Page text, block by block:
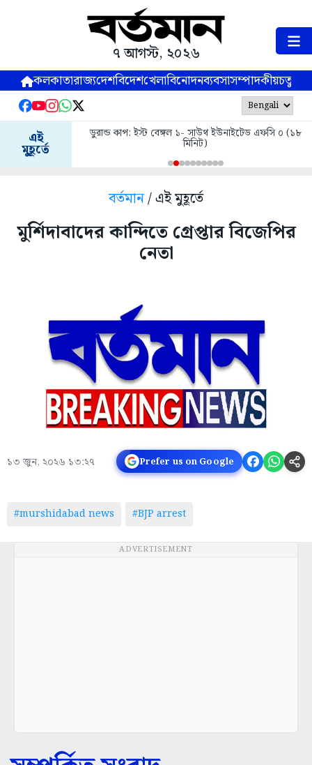
৭ আগস্ট, ২০২৬
কলকাতারাজ্যদেশবিদেশখেলাবিনোদনব্যবসাসম্পাদকীয়
এই
মুহূর্তে
ডুরান্ড কাপ: ইস্ট বেঙ্গল ১- সাউথ ইউনাইটেড এফসি ০ (১৮
মিনিট)
বর্তমান/ এই মুহূর্তে
মুর্শিদাবাদের কান্দিতে গ্রেপ্তার বিজেপির
নেতা
১৩ জুন, ২০২৬ ১৩:২৭ Prefer us on Google
#murshidabad news #BJP arrest
ADVERTISEMENT